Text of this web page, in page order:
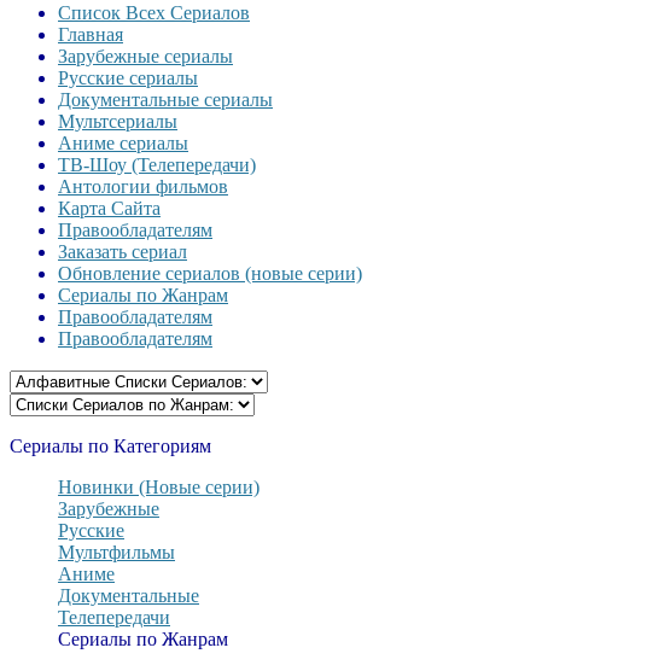
Список Всех Сериалов
Главная
Зарубежные сериалы
Русские сериалы
Документальные сериалы
Мультсериалы
Аниме сериалы
ТВ-Шоу (Телепередачи)
Антологии фильмов
Карта Сайта
Правообладателям
Заказать сериал
Обновление сериалов (новые серии)
Сериалы по Жанрам
Правообладателям
Правообладателям
Сериалы по Категориям
Новинки (Новые серии)
Зарубежные
Русские
Мультфильмы
Аниме
Документальные
Телепередачи
Сериалы по Жанрам